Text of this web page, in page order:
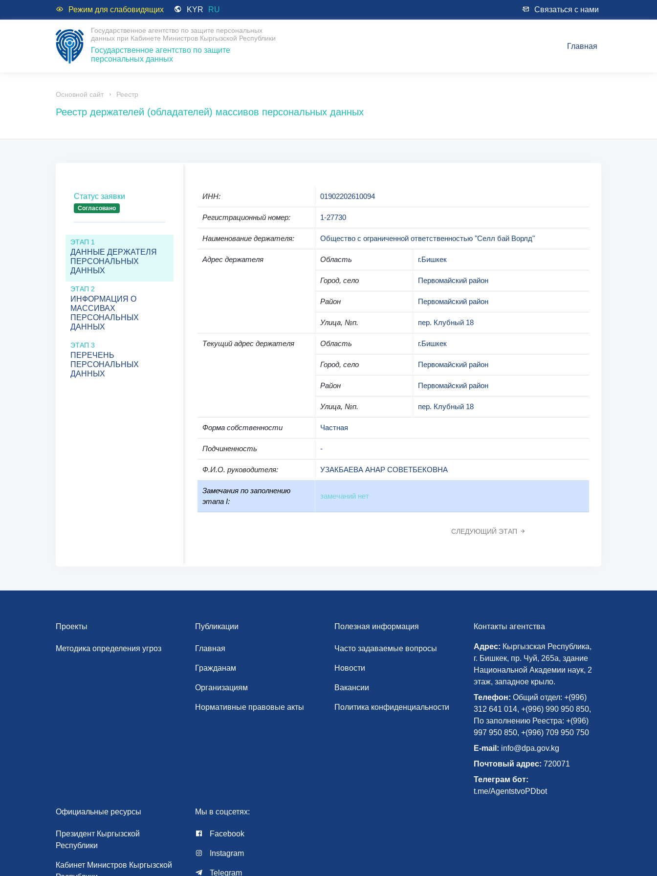
Режим для слабовидящих KYR RU Связаться с нами
Государственное агентство по защите персональных
данных при Кабинете Министров Кыргызской Республики
Государственное агентство по защите
персональных данных
Главная
Основной сайт Реестр
Реестр держателей (обладателей) массивов персональных данных
Статус заявки
Согласовано
ЭТАП 1
ДАННЫЕ ДЕРЖАТЕЛЯ
ПЕРСОНАЛЬНЫХ
ДАННЫХ
ЭТАП 2
ИНФОРМАЦИЯ О
МАССИВАХ
ПЕРСОНАЛЬНЫХ
ДАННЫХ
ЭТАП 3
ПЕРЕЧЕНЬ
ПЕРСОНАЛЬНЫХ
ДАННЫХ
ИНН: 01902202610094
Регистрационный номер: 1-27730
Наименование держателя: Общество с ограниченной ответственностью "Селл бай Ворлд"
Адрес держателя Область г.Бишкек
Город, село Первомайский район
Район Первомайский район
Улица, №п. пер. Клубный 18
Текущий адрес держателя Область г.Бишкек
Город, село Первомайский район
Район Первомайский район
Улица, №п. пер. Клубный 18
Форма собственности Частная
Подчиненность -
Ф.И.О. руководителя: УЗАКБАЕВА АНАР СОВЕТБЕКОВНА
Замечания по заполнению
этапа I:
замечаний нет
СЛЕДУЮЩИЙ ЭТАП
Проекты
Методика определения угроз
Публикации
Главная
Гражданам
Организациям
Нормативные правовые акты
Полезная информация
Часто задаваемые вопросы
Новости
Вакансии
Политика конфиденциальности
Контакты агентства
Адрес: Кыргызская Республика,
г. Бишкек, пр. Чуй, 265а, здание
Национальной Академии наук, 2
этаж, западное крыло.
Телефон: Общий отдел: +(996)
312 641 014, +(996) 990 950 850,
По заполнению Реестра: +(996)
997 950 850, +(996) 709 950 750
E-mail: info@dpa.gov.kg
Почтовый адрес: 720071
Телеграм бот:
t.me/AgentstvoPDbot
Официальные ресурсы
Президент Кыргызской
Республики
Кабинет Министров Кыргызской
Мы в соцсетях:
Facebook
Instagram
Telegram